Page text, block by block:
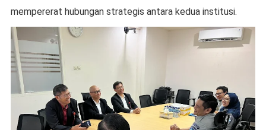
mempererat hubungan strategis antara kedua institusi.